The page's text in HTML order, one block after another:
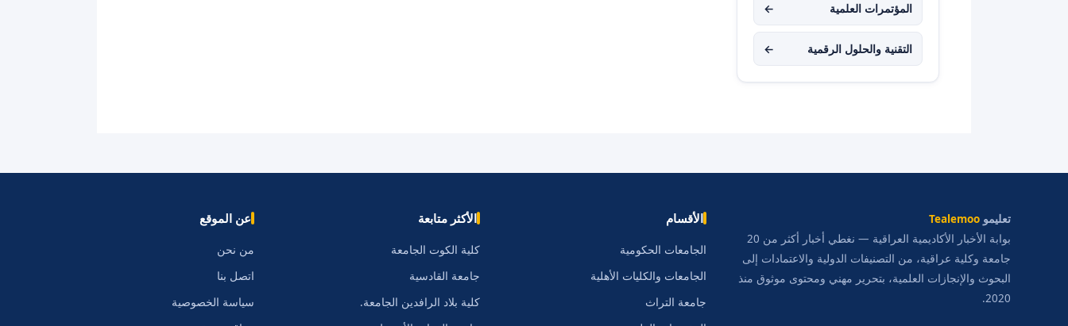
المؤتمرات العلمية ←
التقنية والحلول الرقمية ←
تعليمو Tealemoo
بوابة الأخبار الأكاديمية العراقية — نغطي أخبار أكثر من 20
جامعة وكلية عراقية، من التصنيفات الدولية والاعتمادات إلى
البحوث والإنجازات العلمية، بتحرير مهني ومحتوى موثوق منذ
2020.
الأقسام
الجامعات الحكومية
الجامعات والكليات الأهلية
جامعة التراث
الأكثر متابعة
كلية الكوت الجامعة
جامعة القادسية
كلية بلاد الرافدين الجامعة.
عن الموقع
من نحن
اتصل بنا
سياسة الخصوصية